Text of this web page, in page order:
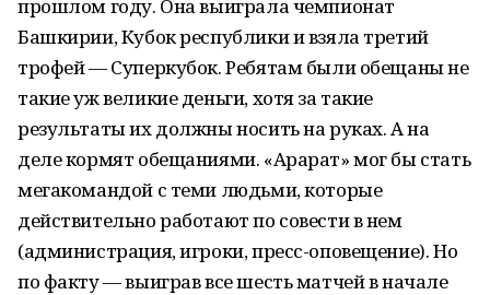
прошлом году. Она выиграла чемпионат
Башкирии, Кубок республики и взяла третий
трофей — Суперкубок. Ребятам были обещаны не
такие уж великие деньги, хотя за такие
результаты их должны носить на руках. А на
деле кормят обещаниями. «Арарат» мог бы стать
мегакомандой с теми людьми, которые
действительно работают по совести в нем
(администрация, игроки, пресс-оповещение). Но
по факту — выиграв все шесть матчей в начале